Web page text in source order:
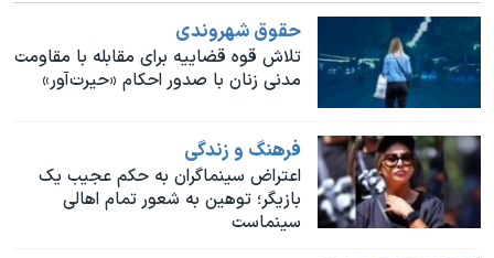
نرگس محمدی برنده جایزه نوبل صلح
همایش محافظه‌کاران آمریکا «سی‌پک»
سفر پرزیدنت ترامپ به چین
حقوق شهروندی
تلاش قوه قضاییه برای مقابله با مقاومت
مدنی زنان با صدور احکام «حیرت‌آور»
فرهنگ و زندگی
اعتراض سینماگران به حکم عجیب یک
بازیگر؛ توهین به شعور تمام اهالی
سینماست